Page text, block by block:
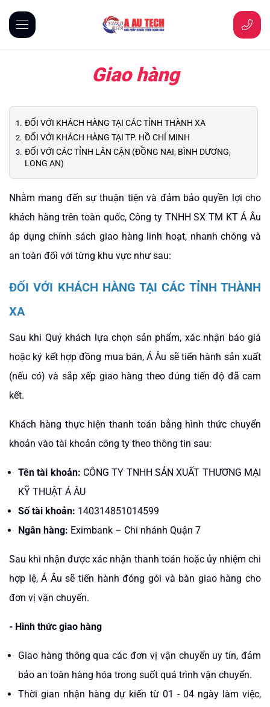
Giao hàng
ĐỐI VỚI KHÁCH HÀNG TẠI CÁC TỈNH THÀNH XA
ĐỐI VỚI KHÁCH HÀNG TẠI TP. HỒ CHÍ MINH
ĐỐI VỚI CÁC TỈNH LÂN CẬN (ĐỒNG NAI, BÌNH DƯƠNG,
LONG AN)
Nhằm mang đến sự thuận tiện và đảm bảo quyền lợi cho
khách hàng trên toàn quốc, Công ty TNHH SX TM KT Á Âu
áp dụng chính sách giao hàng linh hoạt, nhanh chóng và
an toàn đối với từng khu vực như sau:
ĐỐI VỚI KHÁCH HÀNG TẠI CÁC TỈNH THÀNH
XA
Sau khi Quý khách lựa chọn sản phẩm, xác nhận báo giá
hoặc ký kết hợp đồng mua bán, Á Âu sẽ tiến hành sản xuất
(nếu có) và sắp xếp giao hàng theo đúng tiến độ đã cam
kết.
Khách hàng thực hiện thanh toán bằng hình thức chuyển
khoản vào tài khoản công ty theo thông tin sau:
Tên tài khoản: CÔNG TY TNHH SẢN XUẤT THƯƠNG MẠI
KỸ THUẬT Á ÂU
Số tài khoản: 140314851014599
Ngân hàng: Eximbank – Chi nhánh Quận 7
Sau khi nhận được xác nhận thanh toán hoặc ủy nhiệm chi
hợp lệ, Á Âu sẽ tiến hành đóng gói và bàn giao hàng cho
đơn vị vận chuyển.
- Hình thức giao hàng
Giao hàng thông qua các đơn vị vận chuyển uy tín, đảm
bảo an toàn hàng hóa trong suốt quá trình vận chuyển.
Thời gian nhận hàng dự kiến từ 01 - 04 ngày làm việc,